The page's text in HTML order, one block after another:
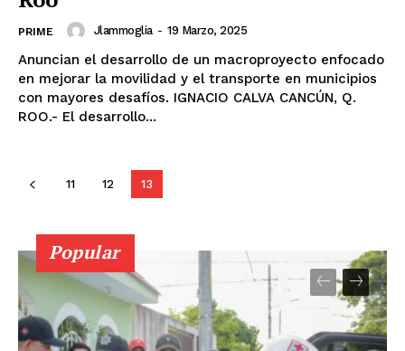
Contacto
Políticas del Sitio
Información Propietaria / Financiación
PRIME Jlammoglia - 19 Marzo, 2025
Anuncian el desarrollo de un macroproyecto enfocado
en mejorar la movilidad y el transporte en municipios
con mayores desafíos. IGNACIO CALVA CANCÚN, Q.
ROO.- El desarrollo...
11 12 13
Popular